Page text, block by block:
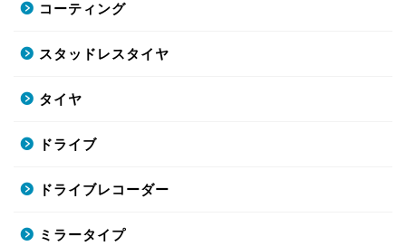
コーティング
スタッドレスタイヤ
タイヤ
ドライブ
ドライブレコーダー
ミラータイプ